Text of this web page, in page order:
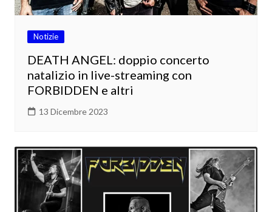
Notizie
DEATH ANGEL: doppio concerto
natalizio in live-streaming con
FORBIDDEN e altri
13 Dicembre 2023